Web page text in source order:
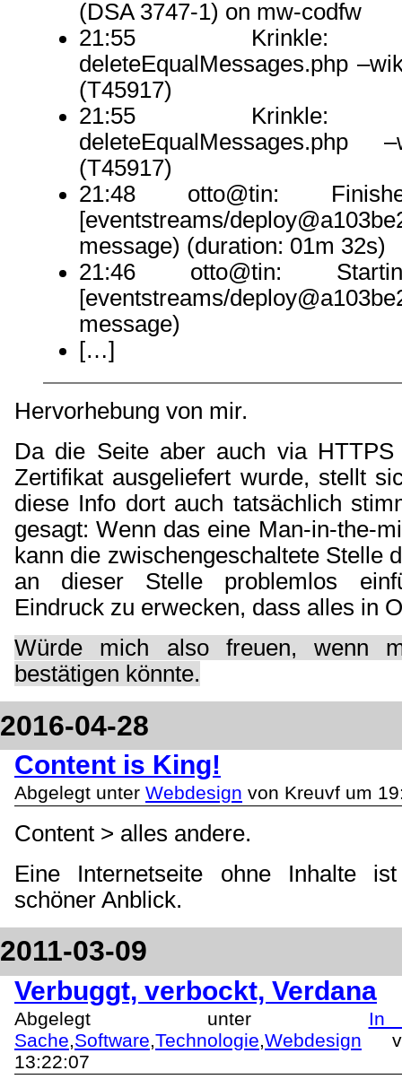
(DSA 3747-1) on mw-codfw
21:55 Krinkle:
deleteEqualMessages.php
(T45917)
21:55 Krinkle:
deleteEqualMessages.php
(T45917)
21:48 otto@tin:
[eventstreams/
message) (duration: 01m 32s)
21:46 otto@tin:
[eventstreams/
message)
[…]
Hervorhebung von mir.
Da die Seite aber auch via
Zertifikat ausgeliefert wurde, stellt
diese Info dort auch tatsächlich
gesagt: Wenn das eine Man-in-the-
kann die zwischengeschaltete Stelle
an dieser Stelle problemlos
Eindruck zu erwecken, dass alles in
Würde mich also freuen, wenn
bestätigen könnte.
2016-04-28
Content is King!
Abgelegt unter Webdesign von Kreuvf um
Content > alles andere.
Eine Internetseite ohne Inhalte
schöner Anblick.
2011-03-09
Verbuggt, verbockt, Verdana
Abgelegt unter
Sache,Software,Technologie,Webdesign
13:22:07